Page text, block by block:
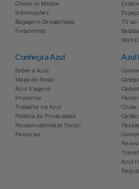
Check-in Mobile
Informações
Bagagem Despachada
Fretamento
TV ao
Walt
Conheça a Azul
Sobre a Azul
Mapa de Rotas
Azul Viagens
Imprensa
Trabalhe na Azul
Política de Privacidade
Responsabilidade Social
Parcerias
Azul
Clube
Azul